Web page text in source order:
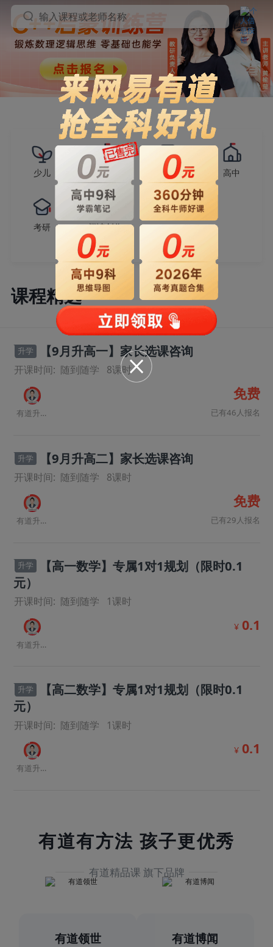
输入课程或老师名称
少儿 小学 初中 高中
考研 阅读创作
课程精选
升学 【9月升高一】家长选课咨询
开课时间: 随到随学 8课时
有道升学规划师
免费
已有46人报名
升学 【9月升高二】家长选课咨询
开课时间: 随到随学 8课时
有道升学规划师
免费
已有29人报名
升学
【高一数学】专属1对1规划（限时0.1
元）
开课时间: 随到随学 1课时
有道升学规划师
¥ 0.1
升学
【高二数学】专属1对1规划（限时0.1
元）
开课时间: 随到随学 1课时
有道升学规划师
¥ 0.1
有道有方法 孩子更优秀
有道精品课 旗下品牌
有道领世 有道博闻